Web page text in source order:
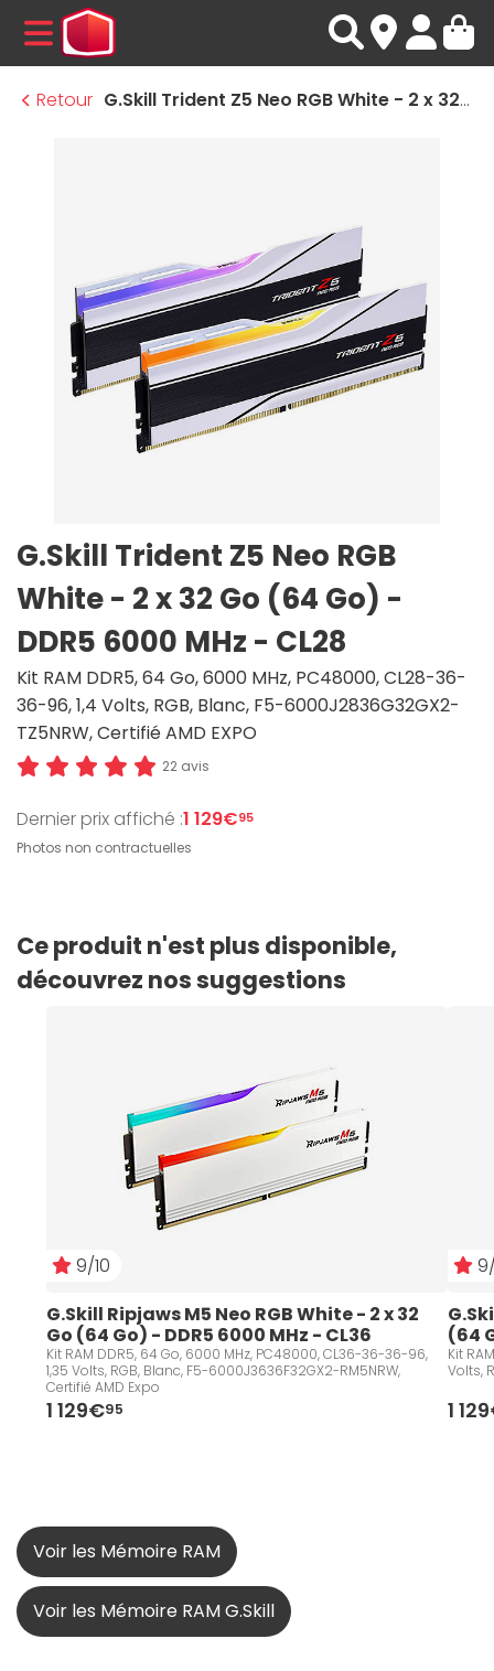
MENU
Retour
G.Skill Trident Z5 Neo RGB White - 2 x 32 Go (64 Go) - DDR5 6000 MHz - CL28
G.Skill Trident Z5 Neo RGB
White - 2 x 32 Go (64 Go) -
DDR5 6000 MHz - CL28
Kit RAM DDR5, 64 Go, 6000 MHz, PC48000, CL28-36-
36-96, 1,4 Volts, RGB, Blanc, F5-6000J2836G32GX2-
TZ5NRW, Certifié AMD EXPO
22 avis
Dernier prix affiché :1 129€95
Photos non contractuelles
Ce produit n'est plus disponible,
découvrez nos suggestions
9/10
G.Skill Ripjaws M5 Neo RGB White - 2 x 32
Go (64 Go) - DDR5 6000 MHz - CL36
Kit RAM DDR5, 64 Go, 6000 MHz, PC48000, CL36-36-36-96,
1,35 Volts, RGB, Blanc, F5-6000J3636F32GX2-RM5NRW,
Certifié AMD Expo
1 129€95
(64
Kit
Volts,
1
Voir les Mémoire RAM
Voir les Mémoire RAM G.Skill